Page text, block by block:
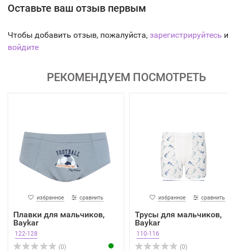
Оставьте ваш отзыв первым
Чтобы добавить отзыв, пожалуйста, зарегистрируйтесь
войдите
РЕКОМЕНДУЕМ ПОСМОТРЕТЬ
избранное сравнить
Плавки для мальчиков,
Baykar
122-128
(0)
избранное сравнить
Трусы для мальчиков,
Baykar
110-116
(0)